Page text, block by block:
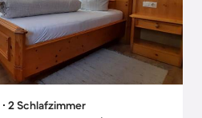
2 Schlafzimmer